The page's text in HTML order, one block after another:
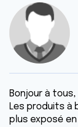
Bonjour à tous,
Les produits à
plus exposé